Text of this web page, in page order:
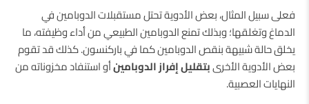
فعلى سبيل المثال، بعض الأدوية تحتل مستقبلات الدوبامين في
الدماغ وتغلقها؛ وبذلك تمنع الدوبامين الطبيعي من أداء وظيفته، ما
يخلق حالة شبيهة بنقص الدوبامين كما في باركنسون. كذلك قد تقوم
بعض الأدوية الأخرىبتقليل إفراز الدوبامينأو استنفاد مخزوناته من
النهايات العصبية.